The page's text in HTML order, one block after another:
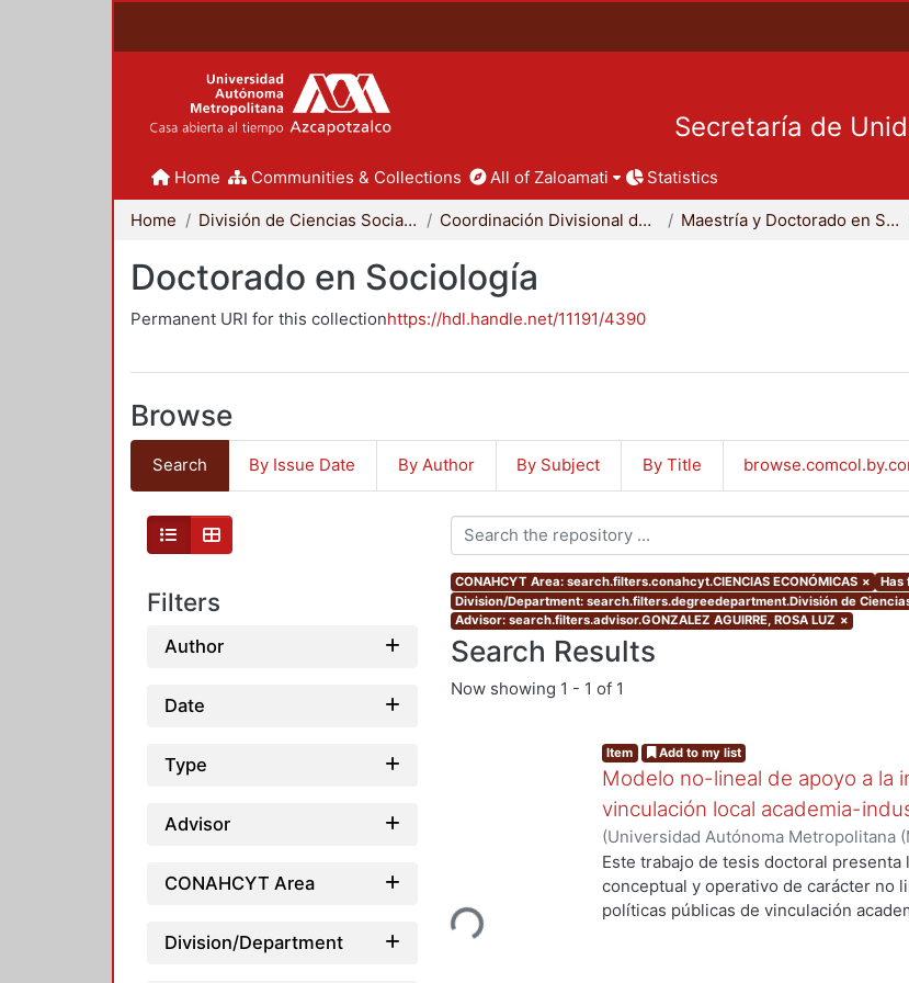
Secretaría de
Home Communities & Collections All of Zaloamati Statistics
Home División de Ciencias Sociales y Humanidades Coordinación Divisional de Posgrado Maestría y Doctorado en Sociología
Doctorado en Sociología
Permanent URI for this collectionhttps://hdl.handle.net/11191/4390
Browse
Search By Issue Date By Author By Subject By Title
Filters
Author
Date
Type
Advisor
CONAHCYT Area
Division/Department
CONAHCYT Area: search.filters.conahcyt.CIENCIAS ECONÓMICAS × Has
Division/Department: search.filters.degreedepartment.División de
Advisor: search.filters.advisor.GONZALEZ AGUIRRE, ROSA LUZ ×
Search Results
Now showing 1 - 1 of 1
Loading...
Item Add to my list
Modelo no-lineal de apoyo a la
vinculación local academia-
(Universidad Autónoma Metropolitana
de Servicios de Información., 2014-
Este trabajo de tesis doctoral
conceptual y operativo de carácter no
políticas públicas de vinculación